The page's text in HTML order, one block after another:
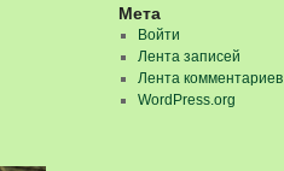
Мета
Войти
Лента записей
Лента комментариев
WordPress.org